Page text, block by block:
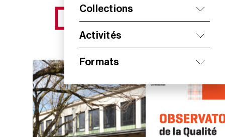
Collections
Activités
Formats
NOS NOUVEAUTÉS